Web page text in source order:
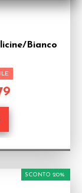
Bianco
SCONTO 20%